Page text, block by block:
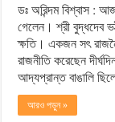
ডঃ অরিন্দম বিশ্বাস :
গেলেন। শ্রী বুদ্ধদেব
ক্ষতি। একজন সৎ
রাজনীতি করেছেন
আদ্যপ্রান্ত বাঙালি
আরও পড়ুন »